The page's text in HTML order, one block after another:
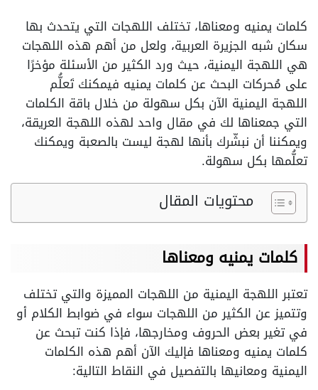
كلمات يمنيه ومعناها، تختلف اللهجات التي يتحدث بها
سكان شبه الجزيرة العربية، ولعل من أهم هذه اللهجات
هي اللهجة اليمنية، حيث ورد الكثير من الأسئلة مؤخرًا
على مُحركات البحث عن كلمات يمنيه فيمكنك تَعلُّم
اللهجة اليمنية الآن بكل سهولة من خلال باقة الكلمات
التي جمعناها لك في مقال واحد لهذه اللهجة العريقة،
ويمكننا أن نبشّرك بأنها لهجة ليست بالصعبة ويمكنك
تعلُّمها بكل سهولة.
محتويات المقال
كلمات يمنيه ومعناها
تعتبر اللهجة اليمنية من اللهجات المميزة والتي تختلف
وتتميز عن الكثير من اللهجات سواء في ضوابط الكلام أو
في تغير بعض الحروف ومخارجها، فإذا كنت تبحث عن
كلمات يمنيه ومعناها فإليك الآن أهم هذه الكلمات
اليمنية ومعانيها بالتفصيل في النقاط التالية: